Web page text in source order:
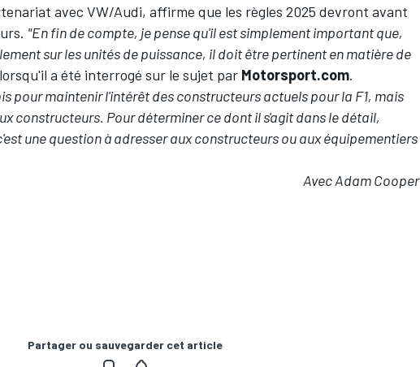
avec VW/Audi, affirme que les règles 2025 devront avant
"En fin de compte, je pense qu'il est simplement important que,
sur les unités de puissance, il doit être pertinent en matière de
a été interrogé sur le sujet par Motorsport.com.
pour maintenir l'intérêt des constructeurs actuels pour la F1, mais
constructeurs. Pour déterminer ce dont il s'agit dans le détail,
une question à adresser aux constructeurs ou aux équipementiers
Avec Adam Cooper
Partager ou sauvegarder cet article